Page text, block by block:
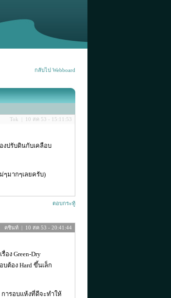
กลับไป Webboard
Tok | 10 สค 53 - 15:11:53
งปรับดินกับเคลือบ
มากๆเลยครับ)
ตอบกระทู้
คชินท์ | 10 สค 53 - 20:41:44
ง Green-Dry
บต้อง Hard ขึ้นเล็ก
การอบแห้งที่ดีจะทำให้